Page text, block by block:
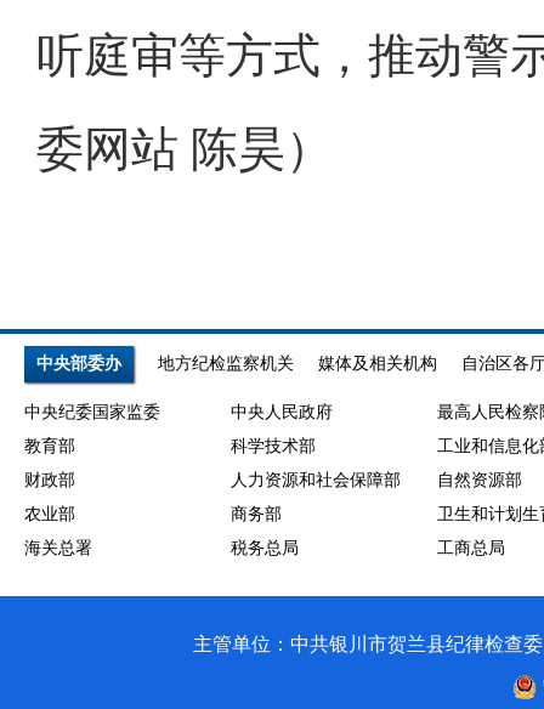
听庭审等方式，推动警
委网站 陈昊）
中央部委办 地方纪检监察机关 媒体及相关机构 自治区各
中央纪委国家监委 中央人民政府
最高人民检察
教育部
科学技术部
工业和信息化
财政部
人力资源和社会保障部
自然资源部
农业部
商务部
卫生和计划生
海关总署
税务总局 工商总局
主管单位：中共银川市贺兰县纪律检查